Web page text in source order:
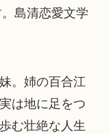
島清恋愛文学
。姉の百合江
は地に足をつ
む壮絶な人生